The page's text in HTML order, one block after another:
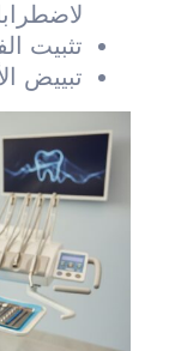
تثبيت
تبييض